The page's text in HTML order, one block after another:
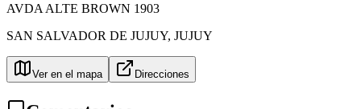
AVDA ALTE BROWN 1903
SAN SALVADOR DE JUJUY, JUJUY
Ver en el mapa Direcciones